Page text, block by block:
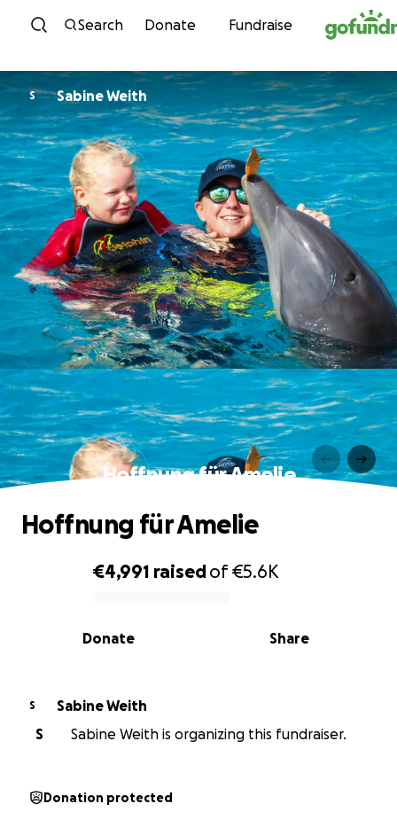
Skip to content
Search Donate Fundraise
S Sabine Weith
Hoffnung für Amelie
0% complete
€4,991 raisedof€5.6K
Share
Donate
Hoffnung für Amelie
S
Sabine Weith
S
Sabine Weith is organizing this fundraiser.
Donation protected